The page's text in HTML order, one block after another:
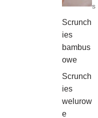
s
Scrunch
ies
bambus
owe
Scrunch
ies
welurow
e